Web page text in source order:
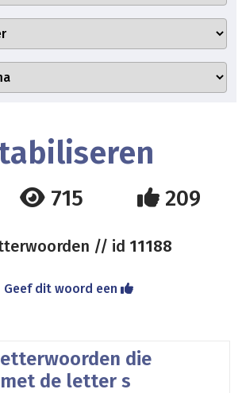
715 209
// id 11188
Geef dit woord een
die
de letter s